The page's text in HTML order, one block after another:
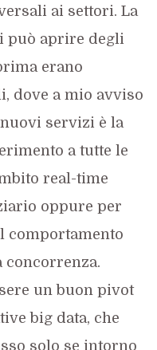
ai settori. La
può aprire degli
erano
dove a mio avviso
servizi è la
a tutte le
real-time
oppure per
comportamento
concorrenza.
un buon pivot
big data, che
solo se intorno